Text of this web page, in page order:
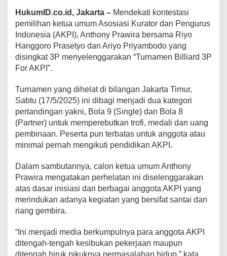
HukumID.co.id, Jakarta – Mendekati kontestasi
pemilihan ketua umum Asosiasi Kurator dan Pengurus
Indonesia (AKPI), Anthony Prawira bersama Riyo
Hanggoro Prasetyo dan Ariyo Priyambodo yang
disingkat 3P menyelenggarakan “Turnamen Billiard 3P
For AKPI”.
Turnamen yang dihelat di bilangan Jakarta Timur,
Sabtu (17/5/2025) ini dibagi menjadi dua kategori
pertandingan yakni, Bola 9 (Single) dan Bola 8
(Partner) untuk memperebutkan trofi, medali dan uang
pembinaan. Peserta pun terbatas untuk anggota atau
minimal pernah mengikuti pendidikan AKPI.
Dalam sambutannya, calon ketua umum Anthony
Prawira mengatakan perhelatan ini diselenggarakan
atas dasar inisiasi dari berbagai anggota AKPI yang
merindukan adanya kegiatan yang bersifat santai dan
riang gembira.
“Ini menjadi media berkumpulnya para anggota AKPI
ditengah-tengah kesibukan pekerjaan maupun
ditengah hiruk pikuknya permasalahan hidup,” kata